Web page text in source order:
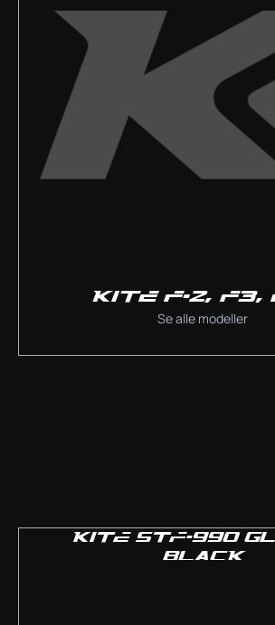
KITE F-2, F3,
Se alle modeller
KITE STF-990
BLACK